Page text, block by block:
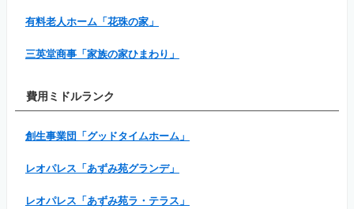
有料老人ホーム「花珠の家」
三英堂商事「家族の家ひまわり」
費用ミドルランク
創生事業団「グッドタイムホーム」
レオパレス「あずみ苑グランデ」
レオパレス「あずみ苑ラ・テラス」